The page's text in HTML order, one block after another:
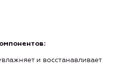
и восстанавливает